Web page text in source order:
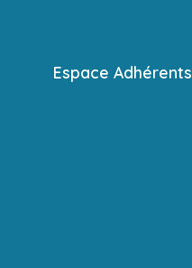
Espace Adhérents